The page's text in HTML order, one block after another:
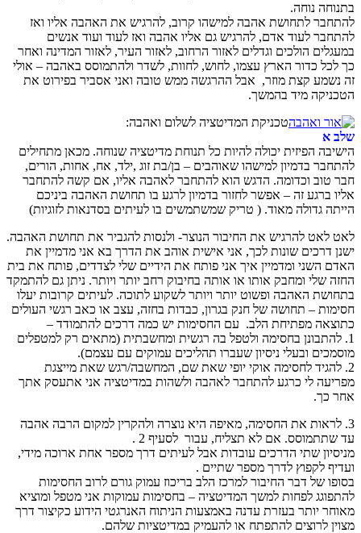
בתנוחה נוחה.
להתחבר לתחושת אהבה למישהו קרוב, להרגיש את האהבה אליו ואז
להתחבר לעוד אדם, להרגיש גם אליו אהבה ואז לעוד ועוד אנשים
במעגלים הולכים וגדלים לאזור הרחוב, לאזור העיר, לאזור המדינה ואחר
כך לכל כדור הארץ עצמו, לחוש, לחוות, לשדר ולהתמוסס באהבה – אולי
זה נשמע קצת מוזר, אבל ההרגשה ממש טובה ואני אסביר בפירוט את
הטכניקה מיד בהמשך.
טכניקת המדיטציה לשלום ואהבה:
שלב א
הישיבה הפיזית יכולה להיות כל תנוחת מדיטציה שנוחה. מכאן מתחילים
להתחבר בדמיון למישהו שאוהבים – בן/בת זוג ,ילד, אח, אחות, הורים,
חבר טוב וכדומה. הדגש הוא להתחבר לאהבה אליו, אם קשה להתחבר
אליו ברגע זה – אפשר לחזור בדמיון לרגע בו תחושת האהבה ביניכם
הייתה גדולה מאוד. ( טריק שמשתמשים בו לעיתים בסדנאות לזוגיות)
לאט לאט להרגיש את החיבור הנוצר- ולנסות להגביר את תחושת האהבה.
ישנן דרכים שונות לכך, אני אישית אוהב את הדרך בא אני מדמיין את
האדם השני ומדמיין איך אני פותח את הידיים שלי לצדדים, פותח את בית
החזה שלי ומחבק אותו או אותה בחיבוק רחב יותר ויותר. ניתן גם להתמקד
בתחושת האהבה ופשוט יותר ויותר לשקוע לתוכה. לעיתים קרובות יעלו
חסימות – תחושה של חנק בגרון, כבדות בחזה, עצב או כאב רגשי העולים
כתוצאה מפתיחת הלב. עם החסימות יש כמה דרכים להתמודד –
1. להתבונן בחסימה ולטפל בה רגשית ומחשבתית (מתאים רק למטפלים
מוסמכים ובעלי ניסיון שעברו תהליכים עמוקים עם עצמם).
2. להגיד לחסימה אוקי יופי שאת שם, המחשבה/רגש שאת מייצגת
מפריעה לי כרגע להתחבר לאהבה ולשהות במדיטציה אני אתעסק אתך
אחר כך.
3. לראות את החסימה, מאיפה היא נוצרה ולהקרין למקום הרבה אהבה
עד שתתמוסס. אם לא תצליח, עבור לסעיף 2 .
מניסיון שתי הדרכים עובדות אבל לעיתים דרך מספר אחת ארוכה מידי,
ועדיף לקפוץ לדרך מספר שתיים .
בסופו של דבר החיבור למרכז הלב בריכוז עמוק גורם לרוב החסימות
להתפוגג לפחות למשך המדיטציה – בחסימות עמוקות אני מטפל ומוציא
מאוחר יותר בעזרת עדנה באמצעות הניתוח האנרגטי הידוע כקיצור דרך
מצוין לרוצים להתפתח או להעמיק במדיטציות שלהם.